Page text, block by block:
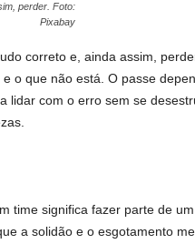
perder. Foto:
Pixabay
correto e, ainda assim,
o que não está. O passe
lidar com o erro sem se
time significa fazer parte de
a solidão e o esgotamento